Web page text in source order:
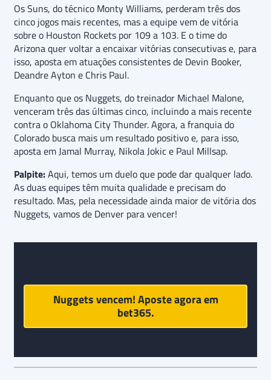
Os Suns, do técnico Monty Williams, perderam três dos
cinco jogos mais recentes, mas a equipe vem de vitória
sobre o Houston Rockets por 109 a 103. E o time do
Arizona quer voltar a encaixar vitórias consecutivas e, para
isso, aposta em atuações consistentes de Devin Booker,
Deandre Ayton e Chris Paul.
Enquanto que os Nuggets, do treinador Michael Malone,
venceram três das últimas cinco, incluindo a mais recente
contra o Oklahoma City Thunder. Agora, a franquia do
Colorado busca mais um resultado positivo e, para isso,
aposta em Jamal Murray, Nikola Jokic e Paul Millsap.
Palpite:Aqui, temos um duelo que pode dar qualquer lado.
As duas equipes têm muita qualidade e precisam do
resultado. Mas, pela necessidade ainda maior de vitória dos
Nuggets, vamos de Denver para vencer!
Nuggets vencem! Aposte agora em
bet365.